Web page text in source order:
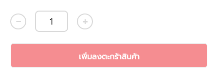
เพิ่มลงตะกร้าสินค้า